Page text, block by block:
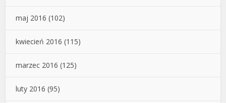
maj 2016 (102)
kwiecień 2016 (115)
marzec 2016 (125)
luty 2016 (95)